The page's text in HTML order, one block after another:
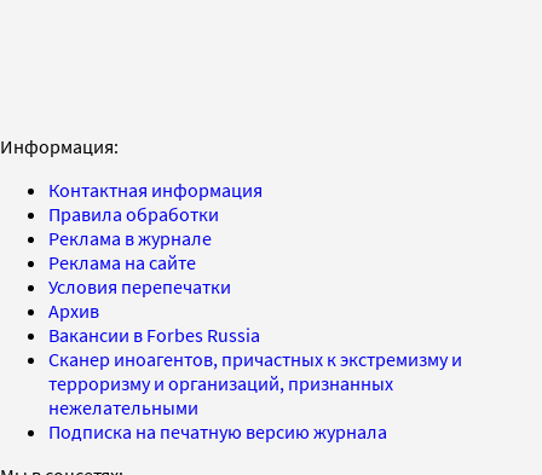
Информация:
Контактная информация
Правила обработки
Реклама в журнале
Реклама на сайте
Условия перепечатки
Архив
Вакансии в Forbes Russia
Сканер иноагентов, причастных к экстремизму и
терроризму и организаций, признанных
нежелательными
Подписка на печатную версию журнала